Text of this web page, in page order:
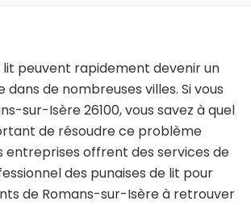
lit peuvent rapidement devenir un
de nombreuses villes. Si vous
sur-Isère 26100, vous savez à quel
de résoudre ce problème
entreprises offrent des services de
des punaises de lit pour
de Romans-sur-Isère à retrouver